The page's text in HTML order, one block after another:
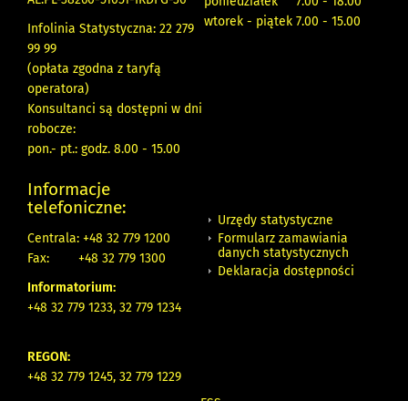
Infolinia Statystyczna: 22 279
99 99
(opłata zgodna z taryfą
operatora)
Konsultanci są dostępni w dni
robocze:
pon.- pt.: godz. 8.00 - 15.00
wtorek - piątek 7.00 - 15.00
Informacje
telefoniczne:
Centrala: +48 32 779 1200
Fax:
+48 32 779 1300
Informatorium:
+48 32 779 1233, 32 779 1234
REGON:
+48 32 779 1245, 32 779 1229
Urzędy statystyczne
Formularz zamawiania
danych statystycznych
Deklaracja dostępności